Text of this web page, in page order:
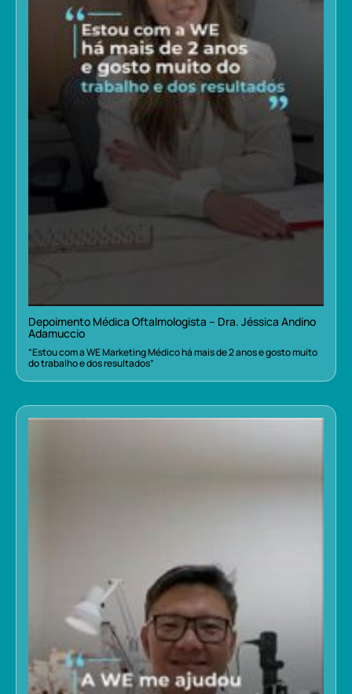
Depoimento Médica Oftalmologista – Dra. Jéssica Andino
Adamuccio
“Estou com a WE Marketing Médico há mais de 2 anos e gosto muito
do trabalho e dos resultados”